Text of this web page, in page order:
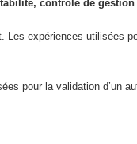
contrôle de
Les expériences utilisées
pour la validation d’un